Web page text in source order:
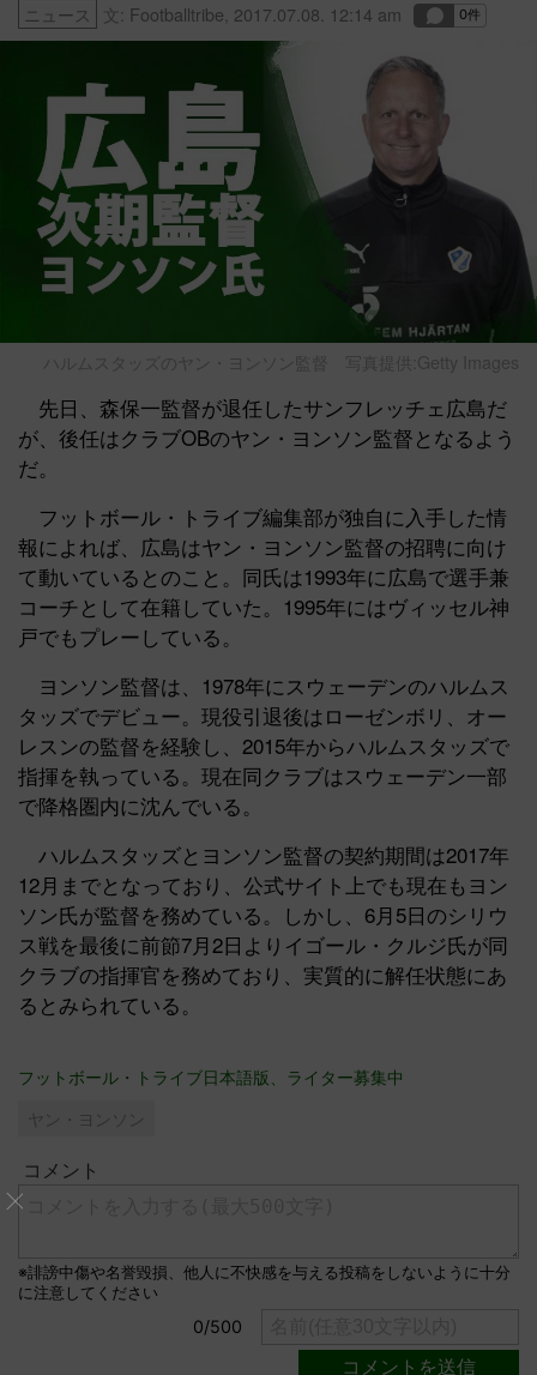
ニュース 文: Footballtribe 2017.07.08. 12:14 am
ハルムスタッズのヤン・ヨンソン監督 写真提供:Getty Images
先日、森保一監督が退任したサンフレッチェ広島だ
が、後任はクラブOBのヤン・ヨンソン監督となるよう
だ。
フットボール・トライブ編集部が独自に入手した情
報によれば、広島はヤン・ヨンソン監督の招聘に向け
て動いているとのこと。同氏は1993年に広島で選手兼
コーチとして在籍していた。1995年にはヴィッセル神
戸でもプレーしている。
ヨンソン監督は、1978年にスウェーデンのハルムス
タッズでデビュー。現役引退後はローゼンボリ、オー
レスンの監督を経験し、2015年からハルムスタッズで
指揮を執っている。現在同クラブはスウェーデン一部
で降格圏内に沈んでいる。
ハルムスタッズとヨンソン監督の契約期間は2017年
12月までとなっており、公式サイト上でも現在もヨン
ソン氏が監督を務めている。しかし、6月5日のシリウ
ス戦を最後に前節7月2日よりイゴール・クルジ氏が同
クラブの指揮官を務めており、実質的に解任状態にあ
るとみられている。
フットボール・トライブ日本語版、ライター募集中
ヤン・ヨンソン